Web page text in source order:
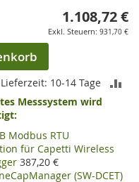
1.108,72 €
931,70 €
Lieferzeit: 10-14 Tage
Messsystem wird
Modbus RTU
für Capetti Wireless
387,20 €
(SW-DCET)